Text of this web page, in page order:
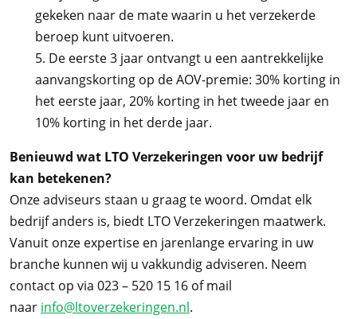
gekeken naar de mate waarin u het verzekerde
beroep kunt uitvoeren.
5. De eerste 3 jaar ontvangt u een aantrekkelijke
aanvangskorting op de AOV-premie: 30% korting in
het eerste jaar, 20% korting in het tweede jaar en
10% korting in het derde jaar.
Benieuwd wat LTO Verzekeringen voor uw bedrijf
kan betekenen?
Onze adviseurs staan u graag te woord. Omdat elk
bedrijf anders is, biedt LTO Verzekeringen maatwerk.
Vanuit onze expertise en jarenlange ervaring in uw
branche kunnen wij u vakkundig adviseren. Neem
contact op via 023 – 520 15 16 of mail
naar info@ltoverzekeringen.nl.